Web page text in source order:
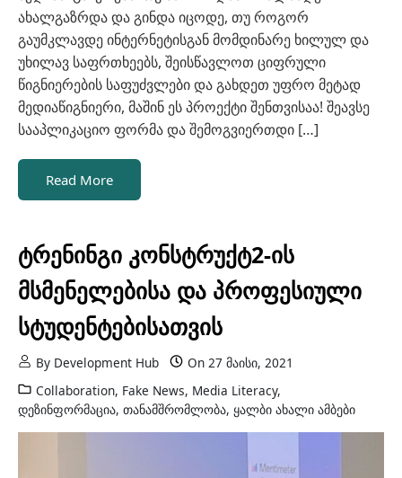
ახალგაზრდა და გინდა იცოდე, თუ როგორ
გაუმკლავდე ინტერნეტისგან მომდინარე ხილულ და
უხილავ საფრთხეებს, შეისწავლოთ ციფრული
წიგნიერების საფუძვლები და გახდეთ უფრო მეტად
მედიაწიგნიერი, მაშინ ეს პროექტი შენთვისაა! შეავსე
სააპლიკაციო ფორმა და შემოგვიერთდი […]
Read More
ტრენინგი კონსტრუქტ2-ის
მსმენელებისა და პროფესიული
სტუდენტებისათვის
By Development Hub On 27 მაისი, 2021
Collaboration, Fake News, Media Literacy,
დეზინფორმაცია, თანამშრომლობა, ყალბი ახალი ამბები